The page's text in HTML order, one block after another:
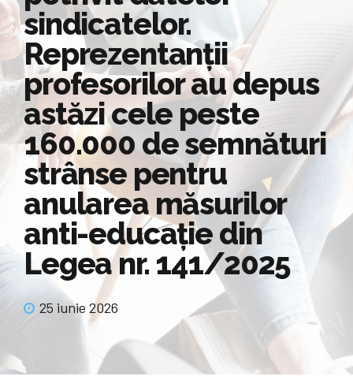
sindicatelor.
Reprezentanții
profesorilor au depus
astăzi cele peste
160.000 de semnături
strânse pentru
anularea măsurilor
anti-educație din
Legea nr. 141/2025
25 iunie 2026